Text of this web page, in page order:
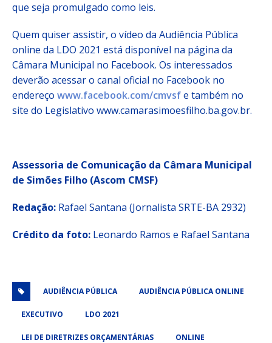
que seja promulgado como leis.
Quem quiser assistir, o vídeo da Audiência Pública
online da LDO 2021 está disponível na página da
Câmara Municipal no Facebook. Os interessados
deverão acessar o canal oficial no Facebook no
endereço www.facebook.com/cmvsfe também no
site do Legislativo www.camarasimoesfilho.ba.gov.br.
Assessoria de Comunicação da Câmara Municipal
de Simões Filho (Ascom CMSF)
Redação: Rafael Santana (Jornalista SRTE-BA 2932)
Crédito da foto: Leonardo Ramos e Rafael Santana
AUDIÊNCIA PÚBLICA AUDIÊNCIA PÚBLICA ONLINE
EXECUTIVO LDO 2021
LEI DE DIRETRIZES ORÇAMENTÁRIAS ONLINE